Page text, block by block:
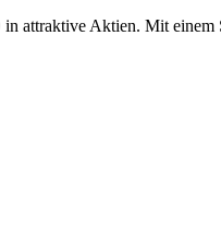
attraktive Aktien. Mit